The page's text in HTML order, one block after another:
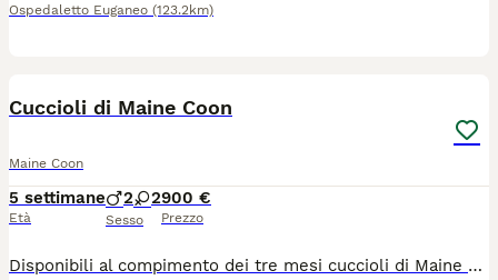
Ospedaletto Euganeo (123.2km)
Cuccioli di Maine Coon
Maine Coon
5 settimane
Età
2 2
Sesso
900 €
Prezzo
Disponibili al compimento dei tre mesi cuccioli di Maine Coon xxl Verranno consegnati con vaccini, sverminazioni, antiparassitari, kit cucciolo, certificato di buona salute. Pedigree da compagnia. Genitori testati Di proprietà Abituati al contatto con bambini, cani e simili, sono dolcissimi e coccoloni